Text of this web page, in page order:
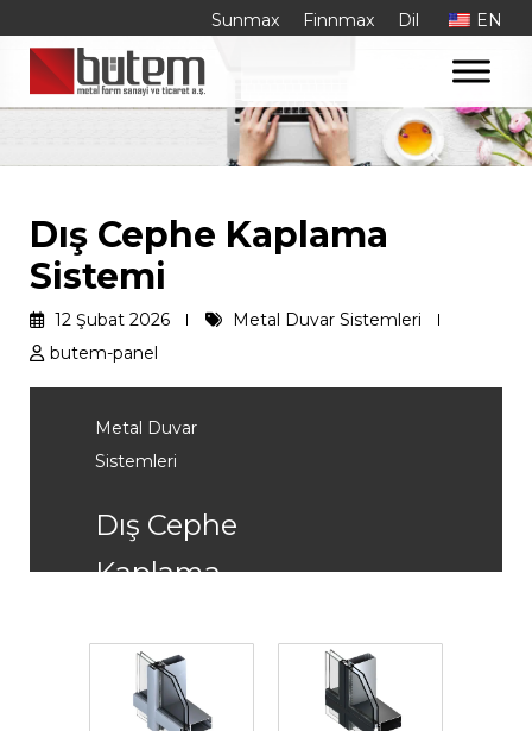
content
Sunmax Finnmax Dil EN
Metal Duvar
Sistemleri
Dış Cephe Kaplama
Sistemi
12 Şubat 2026
Metal Duvar Sistemleri
butem-panel
Metal Duvar
Sistemleri
Dış Cephe
Kaplama